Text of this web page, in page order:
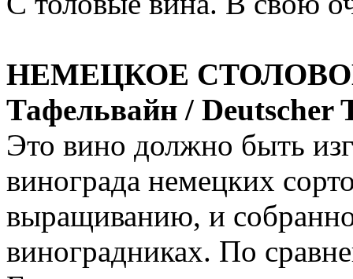
НЕМЕЦКОЕ
Тафельвайн / Deutscher
Это вино должно быть
винограда немецких
выращиванию, и
виноградниках. По